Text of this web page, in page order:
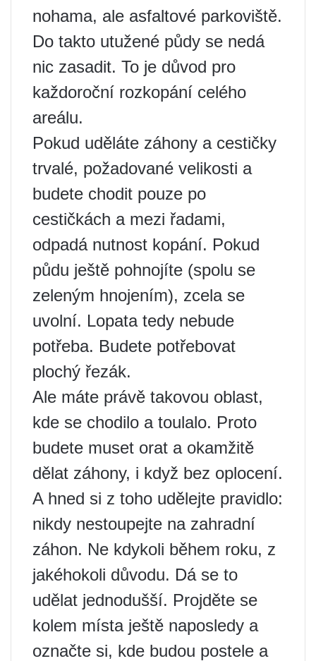
nohama, ale asfaltové parkoviště.
Do takto utužené půdy se nedá
nic zasadit. To je důvod pro
každoroční rozkopání celého
areálu.
Pokud uděláte záhony a cestičky
trvalé, požadované velikosti a
budete chodit pouze po
cestičkách a mezi řadami,
odpadá nutnost kopání. Pokud
půdu ještě pohnojíte (spolu se
zeleným hnojením), zcela se
uvolní. Lopata tedy nebude
potřeba. Budete potřebovat
plochý řezák.
Ale máte právě takovou oblast,
kde se chodilo a toulalo. Proto
budete muset orat a okamžitě
dělat záhony, i když bez oplocení.
A hned si z toho udělejte pravidlo:
nikdy nestoupejte na zahradní
záhon. Ne kdykoli během roku, z
jakéhokoli důvodu. Dá se to
udělat jednodušší. Projděte se
kolem místa ještě naposledy a
označte si, kde budou postele a